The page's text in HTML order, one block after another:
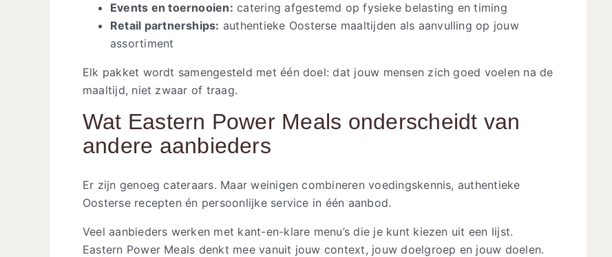
Events en toernooien: catering afgestemd op fysieke belasting en timing
Retail partnerships: authentieke Oosterse maaltijden als aanvulling op jouw
assortiment
Elk pakket wordt samengesteld met één doel: dat jouw mensen zich goed voelen na de
maaltijd, niet zwaar of traag.
Wat Eastern Power Meals onderscheidt van
andere aanbieders
Er zijn genoeg cateraars. Maar weinigen combineren voedingskennis, authentieke
Oosterse recepten én persoonlijke service in één aanbod.
Veel aanbieders werken met kant-en-klare menu’s die je kunt kiezen uit een lijst.
Eastern Power Meals denkt mee vanuit jouw context, jouw doelgroep en jouw doelen.